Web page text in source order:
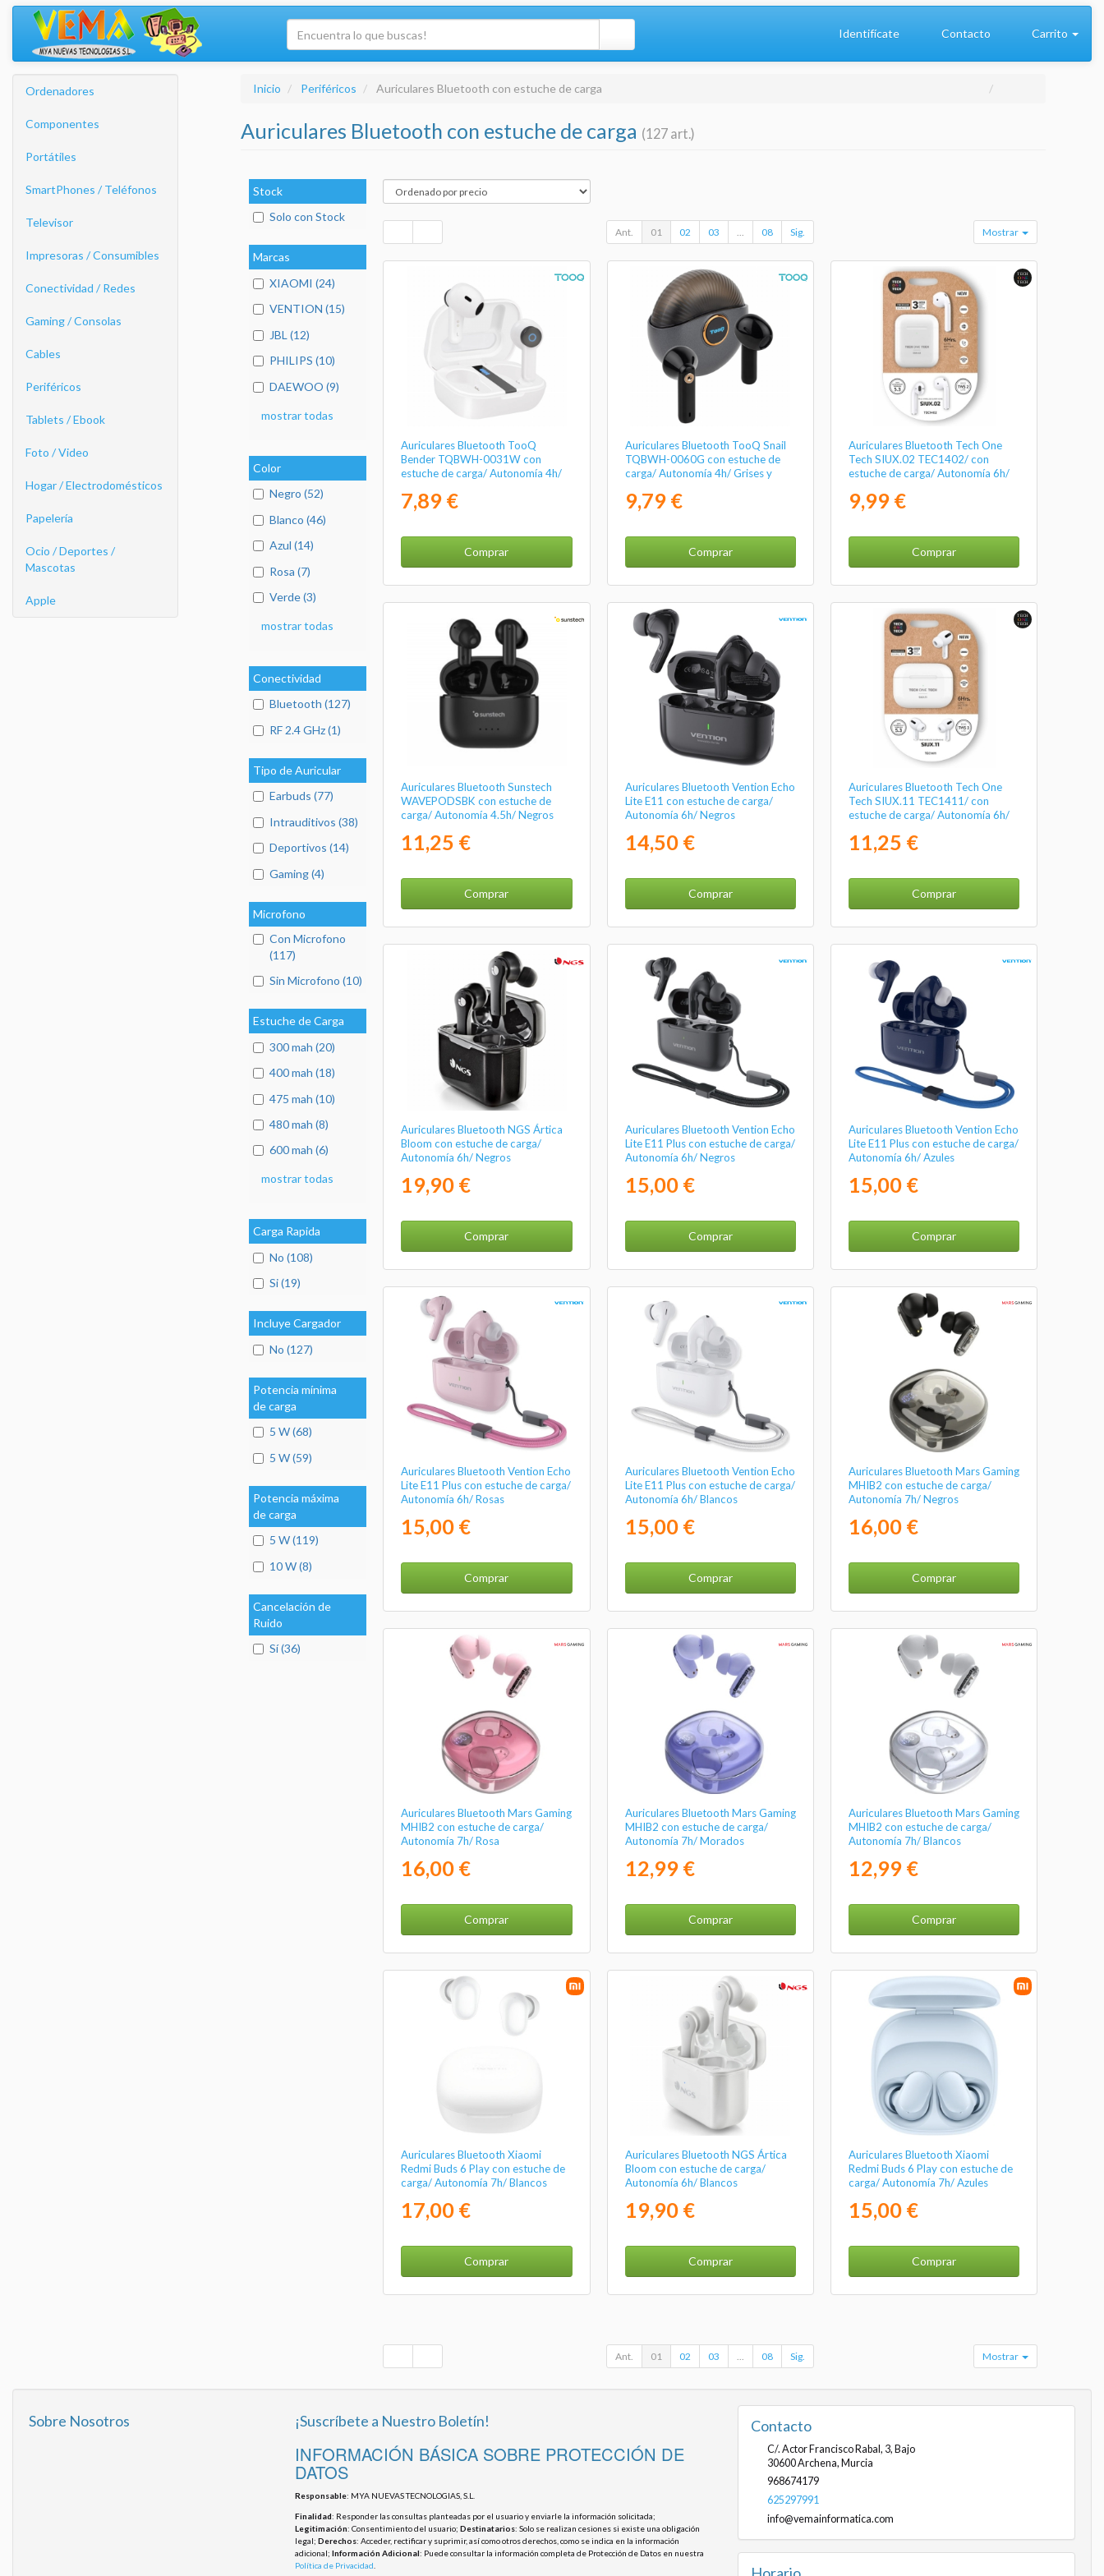
Identifícate Contacto Carrito
Ordenadores
Componentes
Portátiles
SmartPhones / Teléfonos
Televisor
Impresoras / Consumibles
Conectividad / Redes
Gaming / Consolas
Cables
Periféricos
Tablets / Ebook
Foto / Video
Hogar / Electrodomésticos
Papelería
Ocio / Deportes /
Mascotas
Apple
Inicio Periféricos Auriculares Bluetooth con estuche de carga
Auriculares Bluetooth con estuche de carga (127 art.)
Stock
Solo con Stock
Marcas
XIAOMI (24)
VENTION (15)
JBL (12)
PHILIPS (10)
DAEWOO (9)
mostrar todas
Color
Negro (52)
Blanco (46)
Azul (14)
Rosa (7)
Verde (3)
mostrar todas
Conectividad
Bluetooth (127)
RF 2.4 GHz (1)
Tipo de Auricular
Earbuds (77)
Intrauditivos (38)
Deportivos (14)
Gaming (4)
Microfono
Con Microfono
(117)
Sin Microfono (10)
Estuche de Carga
300 mah (20)
400 mah (18)
475 mah (10)
480 mah (8)
600 mah (6)
mostrar todas
Carga Rapida
No (108)
Si (19)
Incluye Cargador
No (127)
Potencia mínima
de carga
5 W (68)
5 W (59)
Potencia máxima
de carga
5 W (119)
10 W (8)
Cancelación de
Ruido
Sí (36)
Ant. 01 02 03 ... 08 Sig. Mostrar
Auriculares Bluetooth TooQ
Bender TQBWH-0031W con
estuche de carga/ Autonomía 4h/
7,89 €
Comprar
Auriculares Bluetooth TooQ Snail
TQBWH-0060G con estuche de
carga/ Autonomía 4h/ Grises y
9,79 €
Comprar
Auriculares Bluetooth Tech One
Tech SIUX.02 TEC1402/ con
estuche de carga/ Autonomía 6h/
9,99 €
Comprar
Auriculares Bluetooth Sunstech
WAVEPODSBK con estuche de
carga/ Autonomía 4.5h/ Negros
11,25 €
Comprar
Auriculares Bluetooth Vention Echo
Lite E11 con estuche de carga/
Autonomía 6h/ Negros
14,50 €
Comprar
Auriculares Bluetooth Tech One
Tech SIUX.11 TEC1411/ con
estuche de carga/ Autonomía 6h/
11,25 €
Comprar
Auriculares Bluetooth NGS Ártica
Bloom con estuche de carga/
Autonomía 6h/ Negros
19,90 €
Comprar
Auriculares Bluetooth Vention Echo
Lite E11 Plus con estuche de carga/
Autonomía 6h/ Negros
15,00 €
Comprar
Auriculares Bluetooth Vention Echo
Lite E11 Plus con estuche de carga/
Autonomía 6h/ Azules
15,00 €
Comprar
Auriculares Bluetooth Vention Echo
Lite E11 Plus con estuche de carga/
Autonomía 6h/ Rosas
15,00 €
Comprar
Auriculares Bluetooth Vention Echo
Lite E11 Plus con estuche de carga/
Autonomía 6h/ Blancos
15,00 €
Comprar
Auriculares Bluetooth Mars Gaming
MHIB2 con estuche de carga/
Autonomía 7h/ Negros
16,00 €
Comprar
Auriculares Bluetooth Mars Gaming
MHIB2 con estuche de carga/
Autonomía 7h/ Rosa
16,00 €
Comprar
Auriculares Bluetooth Mars Gaming
MHIB2 con estuche de carga/
Autonomía 7h/ Morados
12,99 €
Comprar
Auriculares Bluetooth Mars Gaming
MHIB2 con estuche de carga/
Autonomía 7h/ Blancos
12,99 €
Comprar
Auriculares Bluetooth Xiaomi
Redmi Buds 6 Play con estuche de
carga/ Autonomía 7h/ Blancos
17,00 €
Comprar
Auriculares Bluetooth NGS Ártica
Bloom con estuche de carga/
Autonomía 6h/ Blancos
19,90 €
Comprar
Auriculares Bluetooth Xiaomi
Redmi Buds 6 Play con estuche de
carga/ Autonomía 7h/ Azules
15,00 €
Comprar
Ant. 01 02 03 ... 08 Sig. Mostrar
Sobre Nosotros ¡Suscríbete a Nuestro Boletín!
INFORMACIÓN BÁSICA SOBRE PROTECCIÓN DE
DATOS
Responsable: MYA NUEVAS TECNOLOGIAS, S.L.
Finalidad: Responder las consultas planteadas por el usuario y enviarle la información solicitada;
Legitimación: Consentimiento del usuario; Destinatarios: Solo se realizan cesiones si existe una obligación
legal; Derechos: Acceder, rectificar y suprimir, así como otros derechos, como se indica en la información
adicional; Información Adicional: Puede consultar la información completa de Protección de Datos en nuestra
Política de Privacidad
Contacto
C/. Actor Francisco Rabal, 3, Bajo
30600Archena, Murcia
968674179
625297991
info@vemainformatica.com